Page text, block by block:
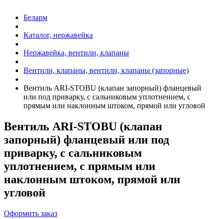
Беларм
Каталог, нержавейка
Нержавейка, вентили, клапаны
Вентили, клапаны, вентили, клапаны (запорные)
Вентиль ARI-STOBU (клапан запорный) фланцевый
или под приварку, с сальниковым уплотнением, с
прямым или наклонным штоком, прямой или угловой
Вентиль ARI-STOBU (клапан
запорный) фланцевый или под
приварку, с сальниковым
уплотнением, с прямым или
наклонным штоком, прямой или
угловой
Оформить заказ